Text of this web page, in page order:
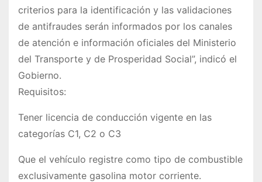
criterios para la identificación y las validaciones
de antifraudes serán informados por los canales
de atención e información oficiales del Ministerio
del Transporte y de Prosperidad Social”, indicó el
Gobierno.
Requisitos:
Tener licencia de conducción vigente en las
categorías C1, C2 o C3
Que el vehículo registre como tipo de combustible
exclusivamente gasolina motor corriente.